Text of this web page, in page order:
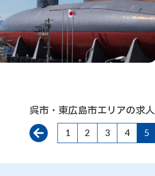
呉市・東広島市エリアの求
1 2 3 4 5